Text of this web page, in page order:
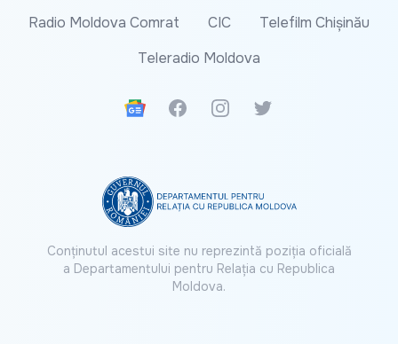
Radio Moldova Comrat
CIC
Telefilm Chișinău
Teleradio Moldova
Google News
FacebookInstagramTwitter
Conținutul acestui site nu reprezintă poziția oficială
a Departamentului pentru Relația cu Republica
Moldova.